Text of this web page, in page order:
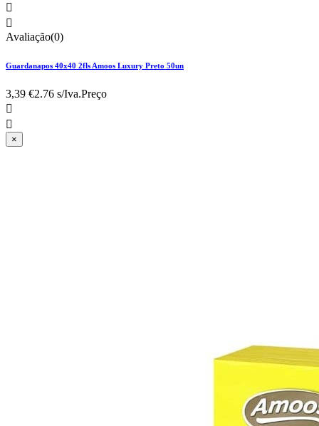


Avaliação(0)
Guardanapos 40x40 2fls Amoos Luxury Preto 50un
3,39 €2.76 s/Iva.Preço


×